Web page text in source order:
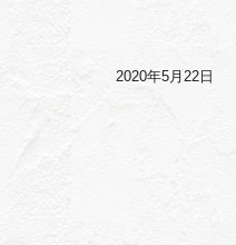
2020年5月22日